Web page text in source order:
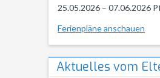
25.05.2026 – 07.06.2026
Ferienpläne anschauen
Aktuelles vom